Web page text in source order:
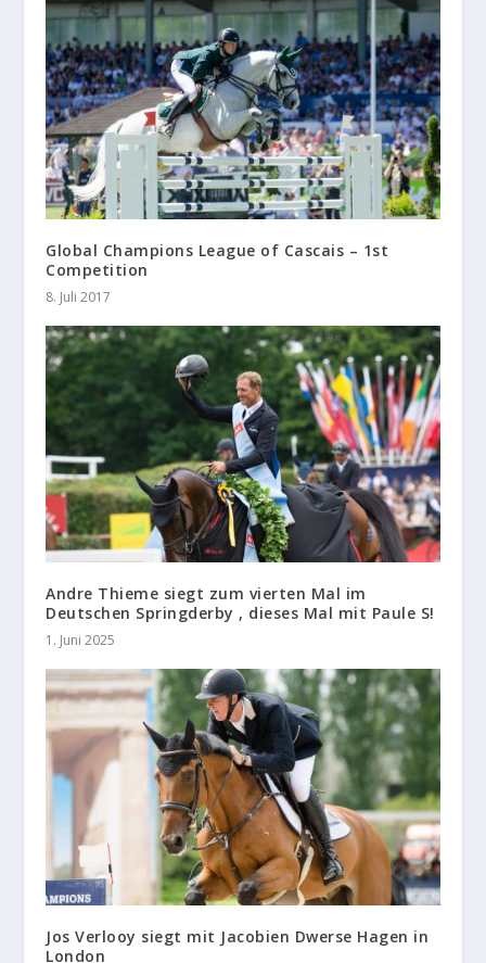
Global Champions League of Cascais – 1st
Competition
8. Juli 2017
Andre Thieme siegt zum vierten Mal im
Deutschen Springderby , dieses Mal mit Paule S!
1. Juni 2025
Jos Verlooy siegt mit Jacobien Dwerse Hagen in
London